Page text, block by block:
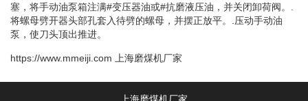
塞，将手动油泵箱注满#变压器油或#抗磨液压油，并关闭卸荷阀。.
将螺母劈开器头部孔套入待劈的螺母，并摆正放平。.压动手动油
泵，使刀头顶出推进。
https://www.mmeiji.com 上海磨煤机厂家